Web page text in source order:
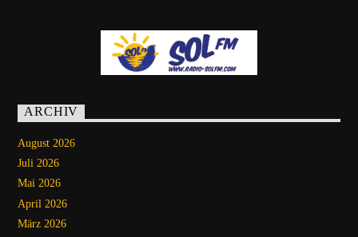
ARCHIV
August 2026
Juli 2026
Mai 2026
April 2026
März 2026